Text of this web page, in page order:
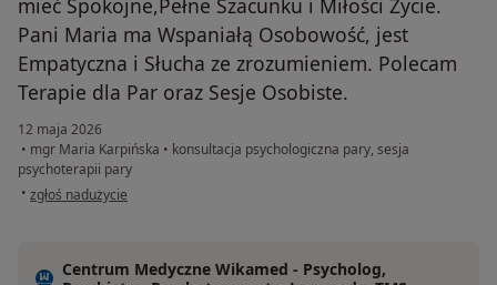
mieć Spokojne,Pełne Szacunku i Miłości Życie.
Pani Maria ma Wspaniałą Osobowość, jest
Empatyczna i Słucha ze zrozumieniem. Polecam
Terapie dla Par oraz Sesje Osobiste.
12 maja 2026
• mgr Maria Karpińska • konsultacja psychologiczna pary, sesja
psychoterapii pary
• w opinii użytkownika Kinga
zgłoś nadużycie
Centrum Medyczne Wikamed - Psycholog,